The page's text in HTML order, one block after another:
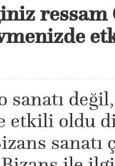
sanatı
etkili oldu
sanatı